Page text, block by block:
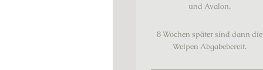
und Avalon.
8 Wochen später sind dann die
Welpen Abgabebereit.